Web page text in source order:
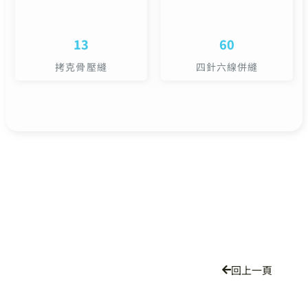
13
拷克骨壓縫
60
四針六線併縫
回上一頁